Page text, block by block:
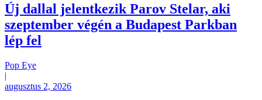
Új dallal jelentkezik Parov Stelar, aki
szeptember végén a Budapest Parkban
lép fel
Pop Eye
|
augusztus 2, 2026